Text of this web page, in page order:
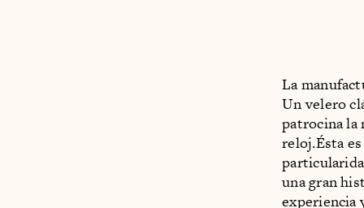
La
Un velero
patrocina la
reloj.Ésta
una gran
experiencia